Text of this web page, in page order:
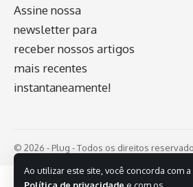
Ao utilizar este site, você concorda com a
Assine nossa
newsletter para
receber nossos artigos
mais recentes
instantaneamente!
© 2026 - Plug - Todos os direitos